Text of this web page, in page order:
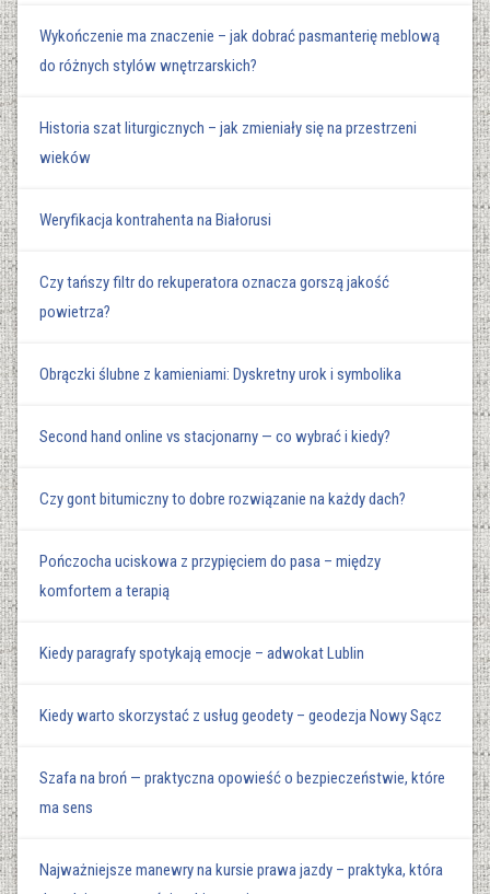
Wykończenie ma znaczenie – jak dobrać pasmanterię meblową
do różnych stylów wnętrzarskich?
Historia szat liturgicznych – jak zmieniały się na przestrzeni
wieków
Weryfikacja kontrahenta na Białorusi
Czy tańszy filtr do rekuperatora oznacza gorszą jakość
powietrza?
Obrączki ślubne z kamieniami: Dyskretny urok i symbolika
Second hand online vs stacjonarny — co wybrać i kiedy?
Czy gont bitumiczny to dobre rozwiązanie na każdy dach?
Pończocha uciskowa z przypięciem do pasa – między
komfortem a terapią
Kiedy paragrafy spotykają emocje – adwokat Lublin
Kiedy warto skorzystać z usług geodety – geodezja Nowy Sącz
Szafa na broń — praktyczna opowieść o bezpieczeństwie, które
ma sens
Najważniejsze manewry na kursie prawa jazdy – praktyka, która